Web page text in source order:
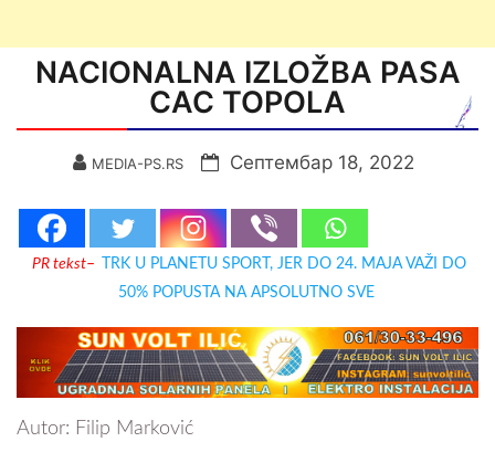
NACIONALNA IZLOŽBA PASA
CAC TOPOLA
MEDIA-PS.RS Септембар 18, 2022
PR tekst–
TRK U PLANETU SPORT, JER DO 24. MAJA VAŽI DO
50% POPUSTA NA APSOLUTNO SVE
Autor: Filip Marković